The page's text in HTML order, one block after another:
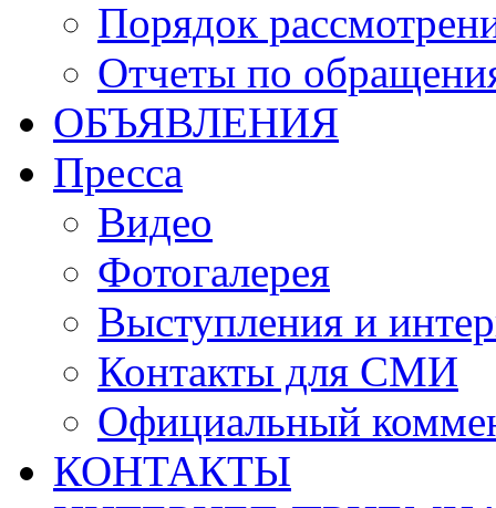
Порядок
Отчеты по
ОБЪЯВЛЕНИЯ
Пресса
Видео
Фотогалерея
Выступления и
Контакты для СМИ
Официальный
КОНТАКТЫ